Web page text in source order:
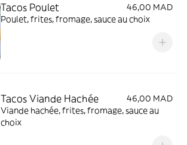
Tacos Poulet
46,00 MAD
Poulet, frites, fromage, sauce au choix
Tacos Viande Hachée
46,00 MAD
Viande hachée, frites, fromage, sauce au
choix